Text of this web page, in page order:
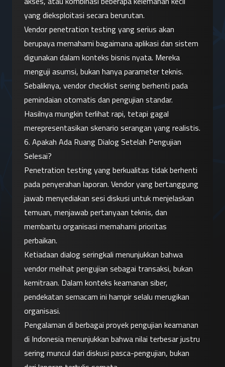
yang dieksploitasi secara berurutan.
Vendor penetration testing yang serius akan
berupaya memahami bagaimana aplikasi dan sistem
digunakan dalam konteks bisnis nyata. Mereka
menguji asumsi, bukan hanya parameter teknis.
Sebaliknya, vendor checklist sering berhenti pada
pemindaian otomatis dan pengujian standar.
Hasilnya mungkin terlihat rapi, tetapi gagal
merepresentasikan skenario serangan yang realistis.
6. Apakah Ada Ruang Dialog Setelah Pengujian
Selesai?
Penetration testing yang berkualitas tidak berhenti
pada penyerahan laporan. Vendor yang bertanggung
jawab menyediakan sesi diskusi untuk menjelaskan
temuan, menjawab pertanyaan teknis, dan
membantu organisasi memahami prioritas
perbaikan.
Ketiadaan dialog seringkali menunjukkan bahwa
vendor melihat pengujian sebagai transaksi, bukan
kemitraan. Dalam konteks keamanan siber,
pendekatan semacam ini hampir selalu merugikan
organisasi.
Pengalaman di berbagai proyek pengujian keamanan
di Indonesia menunjukkan bahwa nilai terbesar justru
sering muncul dari diskusi pasca-pengujian, bukan